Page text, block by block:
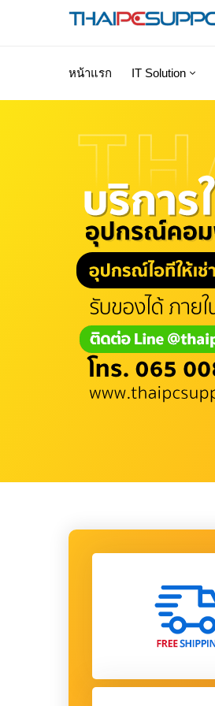
หน้าแรก IT Solution